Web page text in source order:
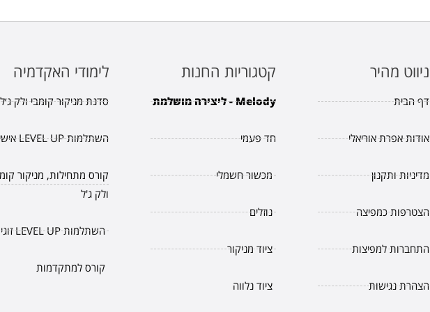
ניווט מהיר
דף הבית
אודות אפרת אוריאלי
מדיניות ותקנון
הצטרפות כמפיצה
התחברות למפיצות
הצהרת נגישות
קטגוריות החנות
Melody - ליצירה מושלמת
חד פעמי
מכשור חשמלי
נוזלים
ציוד מניקור
ציוד נלווה
לימודי האקדמיה
סדנת מניקור קומבי ולק
השתלמות LEVEL UP אישית
קורס מתחילות, מניקור
ולק ג'ל
השתלמות LEVEL UP זוגית
קורס למתקדמות